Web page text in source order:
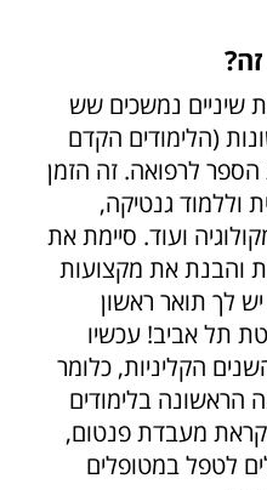
שיניים נמשכים שש
(הלימודים הקדם
הספר לרפואה. זה הזמן
וללמוד גנטיקה,
ועוד. סיימת את
והבנת את מקצועות
לך תואר ראשון
תל אביב! עכשיו
הקליניות, כלומר
הראשונה בלימודים
מעבדת פנטום,
לטפל במטופלים